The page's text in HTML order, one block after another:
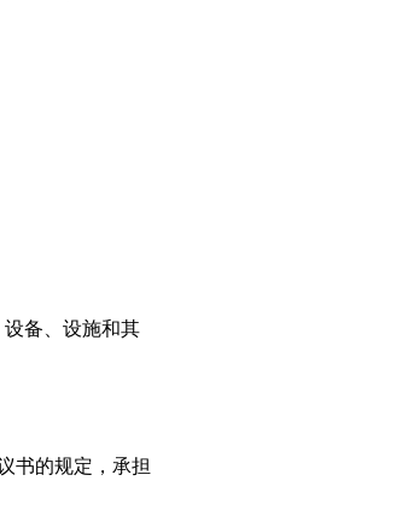
备、设施和其
书的规定，承担